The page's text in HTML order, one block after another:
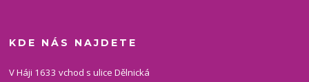
KDE NÁS NAJDETE
V Háji 1633 vchod s ulice Dělnická